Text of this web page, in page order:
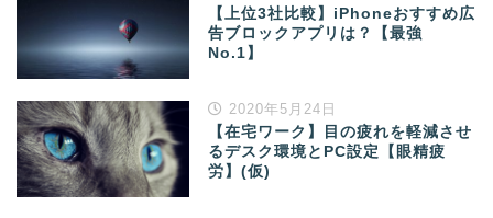
【上位3社比較】iPhoneおすすめ広
告ブロックアプリは？【最強
No.1】
2020年5月24日
【在宅ワーク】目の疲れを軽減させ
るデスク環境とPC設定【眼精疲
労】(仮)